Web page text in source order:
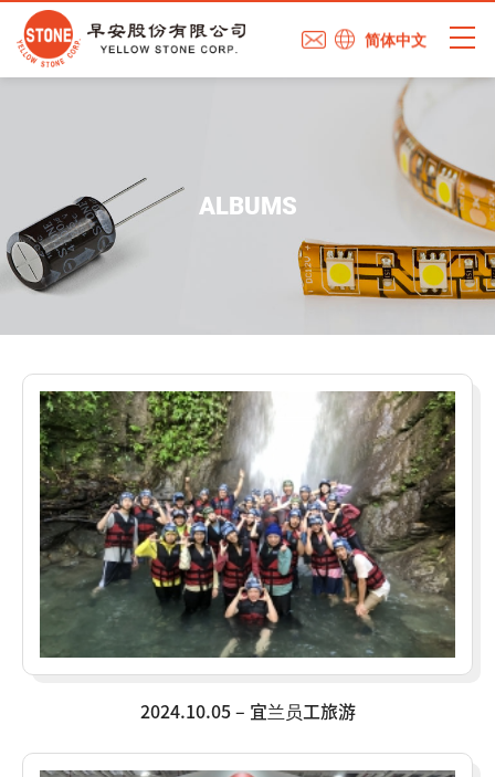
简体中文
ALBUMS
2024.10.05 – 宜兰员工旅游